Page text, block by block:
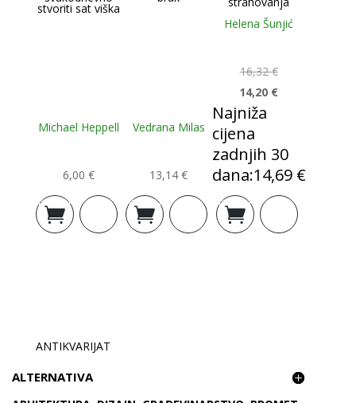
stvoriti sat viška
Michael Heppell
6,00 €
Dodaj u
košaricu
Vedrana Milas
13,14€
Dodaj u
košaricu
Helena Šunjić
16,32€
Izvorna
cijena
bila
14,20 €
Trenutna
cijena
je:
Najniža
cijena
zadnjih 30
dana:14,69 €
Dodaj u
košaricu
ANTIKVARIJAT
ALTERNATIVA